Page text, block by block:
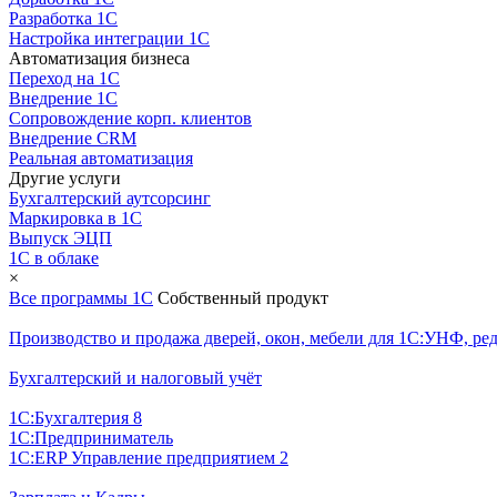
Разработка 1С
Настройка интеграции 1С
Автоматизация бизнеса
Переход на 1С
Внедрение 1С
Сопровождение корп. клиентов
Внедрение CRM
Реальная автоматизация
Другие услуги
Бухгалтерский аутсорсинг
Маркировка в 1С
Выпуск ЭЦП
1С в облаке
×
Все программы 1С Собственный продукт
Производство и продажа дверей, окон, мебели для 1С:УНФ,
Бухгалтерский и налоговый учёт
1С:Бухгалтерия 8
1С:Предприниматель
1С:ERP Управление предприятием 2